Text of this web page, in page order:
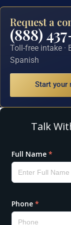
Request a
(888)
Toll-free intake ·
Spanish
Start your